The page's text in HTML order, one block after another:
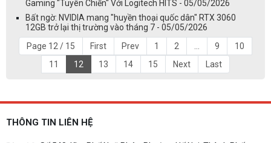
Gaming "Tuyên Chiến" Với Logitech HITS - 05/05/2026
Bất ngờ: NVIDIA mang "huyền thoại quốc dân" RTX 3060
12GB trở lại thị trường vào tháng 7 - 05/05/2026
Page 12 / 15
First Prev 1 2 9
10
11
12 13 14 15 Next Last
THÔNG TIN LIÊN HỆ